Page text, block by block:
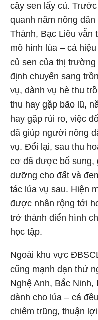
cây sen lấy củ.
quanh năm nông
Thành, Bạc Liêu vẫn
mô hình lúa – cá
củ sen của thị
định chuyển sang
vụ, dành vụ hè thu
thu hay gặp bão lũ,
hay gặp rủi ro, việc
đã giúp người nông
vụ. Đổi lại, sau thu
cơ đã được bổ sung,
dưỡng cho đất và
tác lúa vụ sau. Hiện
được nhân rộng tới
trở thành điển hình
học tập.
Ngoài khu vực
cũng mạnh dạn thử
Nghệ Anh, Bắc
dành cho lúa – cá
chiêm trũng, thuận